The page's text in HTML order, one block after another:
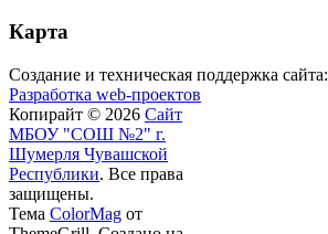
Карта
Создание и техническая поддержка сайта:
Разработка web-проектов
Копирайт © 2026 Сайт
МБОУ "СОШ №2" г.
Шумерля Чувашской
Республики. Все права
защищены.
Тема ColorMag от